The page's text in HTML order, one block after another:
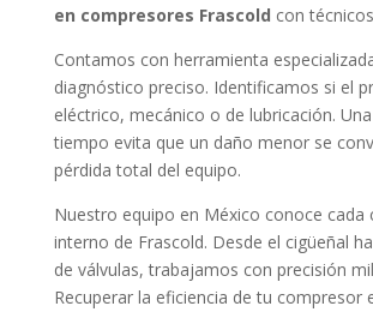
en compresores Frascold con
Contamos con herramienta
diagnóstico preciso. Identificamos si el
eléctrico, mecánico o de lubricación.
tiempo evita que un daño menor se
pérdida total del equipo.
Nuestro equipo en México conoce cada
interno de Frascold. Desde el cigüeñal
de válvulas, trabajamos con precisión
Recuperar la eficiencia de tu compresor